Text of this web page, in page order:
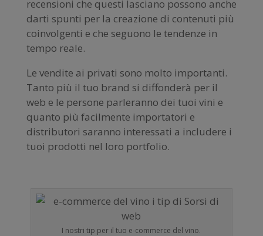
recensioni che questi lasciano possono anche
darti spunti per la creazione di contenuti più
coinvolgenti e che seguono le tendenze in
tempo reale.
Le vendite ai privati sono molto importanti.
Tanto più il tuo brand si diffonderà per il
web e le persone parleranno dei tuoi vini e
quanto più facilmente importatori e
distributori saranno interessati a includere i
tuoi prodotti nel loro portfolio.
I nostri tip per il tuo e-commerce del vino.